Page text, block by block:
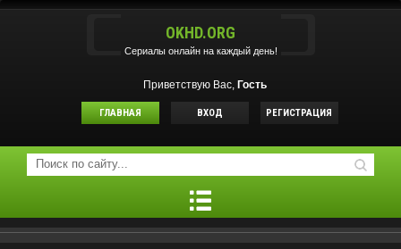
OKHD.ORG
Сериалы онлайн на каждый день!
Приветствую Вас, Гость
ГЛАВНАЯ ВХОД РЕГИСТРАЦИЯ